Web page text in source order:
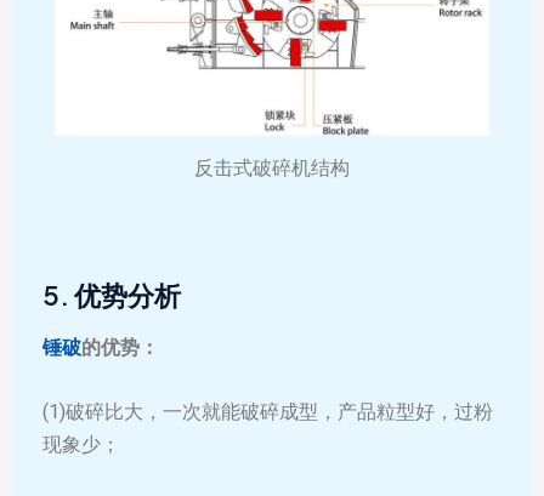
反击式破碎机结构
5. 优势分析
锤破的优势：
(1)破碎比大，一次就能破碎成型，产品粒型好，过粉
现象少；